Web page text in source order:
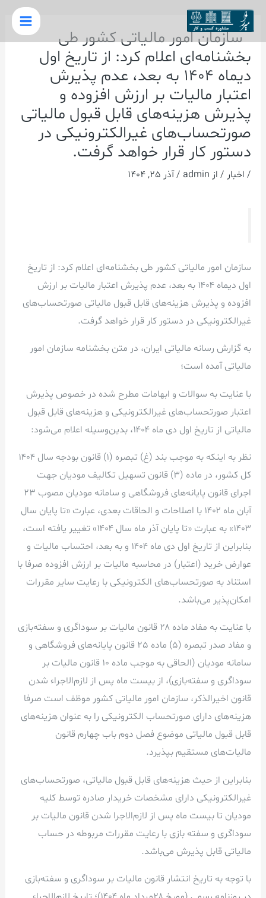
پرش
محتوا
Main
سازمان امور مالیاتی کشور طی
بخشنامه‌ای اعلام کرد: از تاریخ اول
دیماه ۱۴۰۴ به بعد، عدم پذیرش
اعتبار مالیات بر ارزش افزوده و
پذیرش هزینه‌های قابل قبول مالیاتی
صورتحساب‌های غیرالکترونیکی در
دستور کار قرار خواهد گرفت.
/ اخبار / از admin
/آذر 25, 1404
سازمان امور مالیاتی کشور طی بخشنامه‌ای اعلام کرد: از تاریخ
اول دیماه ۱۴۰۴ به بعد، عدم پذیرش اعتبار مالیات بر ارزش
افزوده و پذیرش هزینه‌های قابل قبول مالیاتی صورتحساب‌های
غیرالکترونیکی در دستور کار قرار خواهد گرفت.
به گزارش رسانه مالیاتی ایران، در متن بخشنامه سازمان امور
مالیاتی آمده است؛
با عنایت به سوالات و ابهامات مطرح شده در خصوص پذیرش
اعتبار صورتحساب‌های غیرالکترونیکی و هزینه‌های قابل قبول
مالیاتی از تاریخ اول دی ماه ۱۴۰۴، بدین‌وسیله اعلام می‌شود:
نظر به اینکه به موجب بند (غ) تبصره (۱) قانون بودجه سال ۱۴۰۴
کل کشور، در ماده (۳) قانون تسهیل تکالیف مودیان جهت
اجرای قانون پایانه‌های فروشگاهی و سامانه مودیان مصوب ۲۳
آبان ماه ۱۴۰۲ با اصلاحات و الحاقات بعدی، عبارت «تا پایان سال
۱۴۰۳» به عبارت «تا پایان آذر ماه سال ۱۴۰۴» تغییر یافته است،
بنابراین از تاریخ اول دی ماه ۱۴۰۴ و به بعد، احتساب مالیات و
عوارض خرید (اعتبار) در محاسبه مالیات بر ارزش افزوده صرفا با
استناد به صورتحساب‌های الکترونیکی با رعایت سایر مقررات
امکان‌پذیر می‌باشد.
با عنایت به مفاد ماده ۲۸ قانون مالیات بر سوداگری و سفته‌بازی
و مفاد صدر تبصره (۵) ماده 25 قانون پایانه‌های فروشگاهی و
سامانه مودیان (الحاقی به موجب ماده ۱۰ قانون مالیات بر
سوداگری و سفته‌بازی)، از بیست ماه پس از لازم‌الاجراء شدن
قانون اخیرالذکر، سازمان امور مالیاتی کشور موظف است صرفا
هزینه‌های دارای صورتحساب الکترونیکی را به عنوان هزینه‌های
قابل قبول مالیاتی موضوع فصل دوم باب چهارم قانون
مالیات‌های مستقیم بپذیرد.
بنابراین از حیث هزینه‌های قابل قبول مالیاتی، صورتحساب‌های
غیرالکترونیکی دارای مشخصات خریدار صادره توسط کلیه
مودیان تا بیست ماه پس از لازم‌الاجرا شدن قانون مالیات بر
سوداگری و سفته بازی با رعایت مقررات مربوطه در حساب
مالیاتی قابل پذیرش می‌باشد.
با توجه به تاریخ انتشار قانون مالیات بر سوداگری و سفته‌بازی
پیمایش
نوشته